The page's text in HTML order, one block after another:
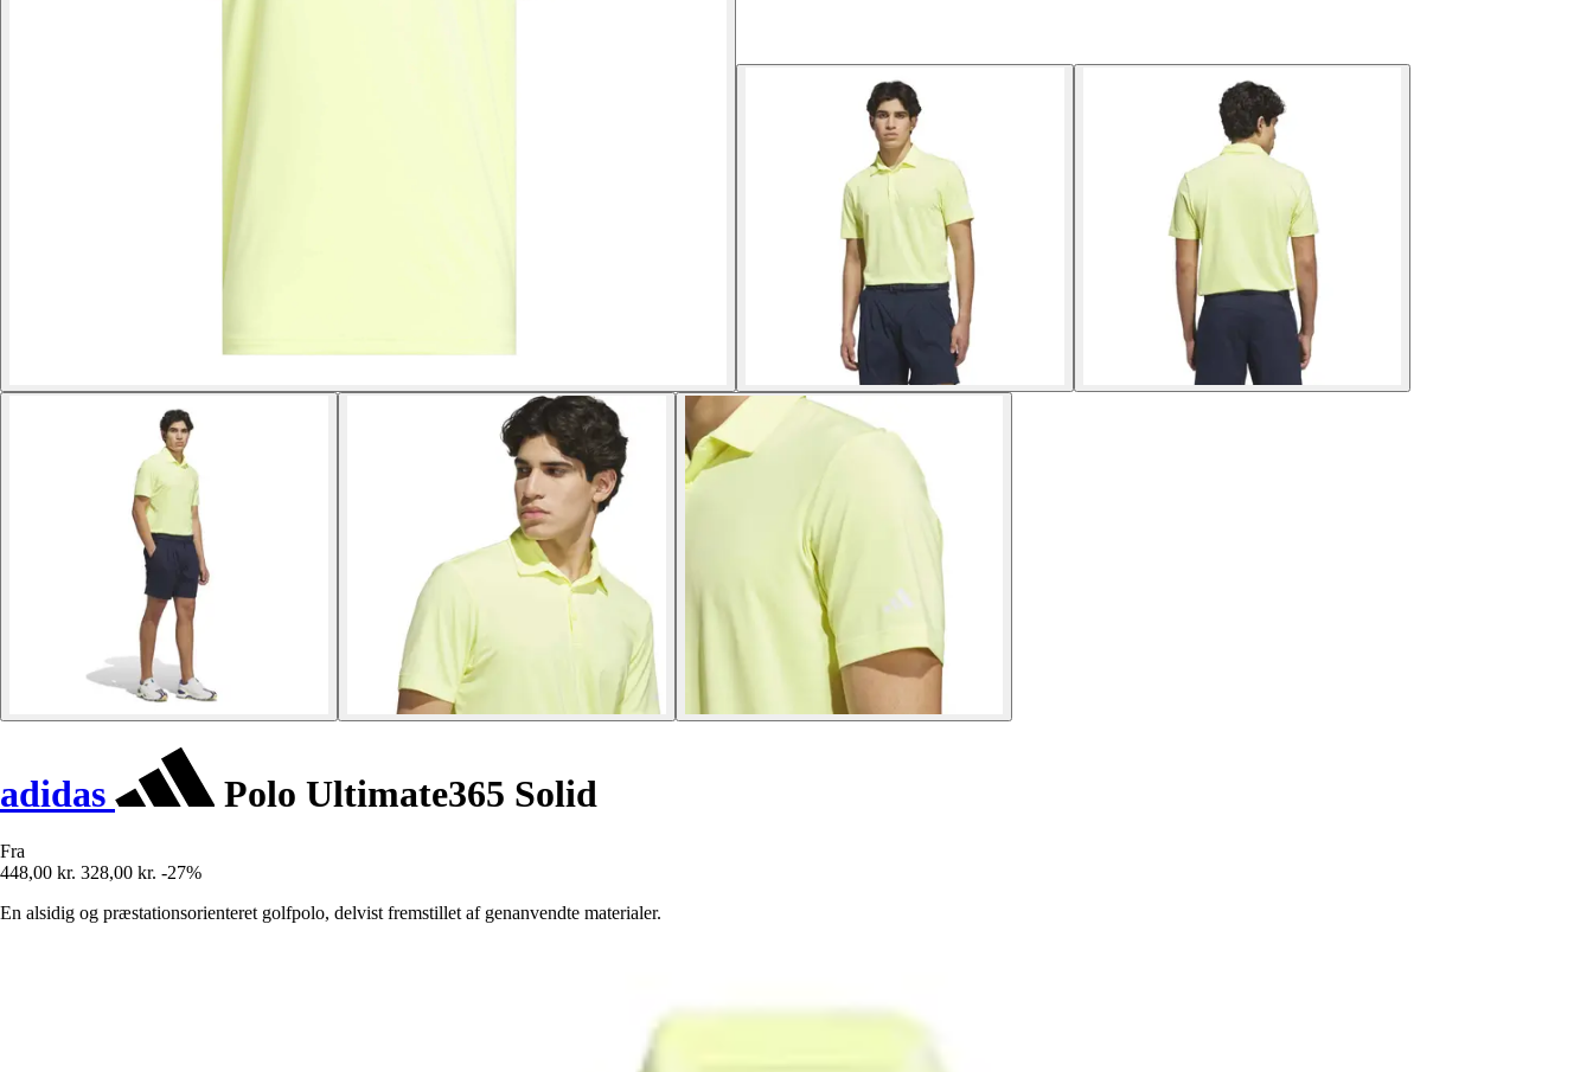
adidas Polo Ultimate365 Solid
Fra
448,00 kr. 328,00 kr. -27%
En alsidig og præstationsorienteret golfpolo, delvist fremstillet af genanvendte materialer.